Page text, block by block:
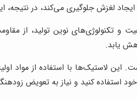
لغزش جلوگیری می‌کند، در
و تکنولوژی‌های نوین تولید، از
یابد.
لاستیک‌ها با استفاده از مواد
استفاده کنید و نیاز به تعویض